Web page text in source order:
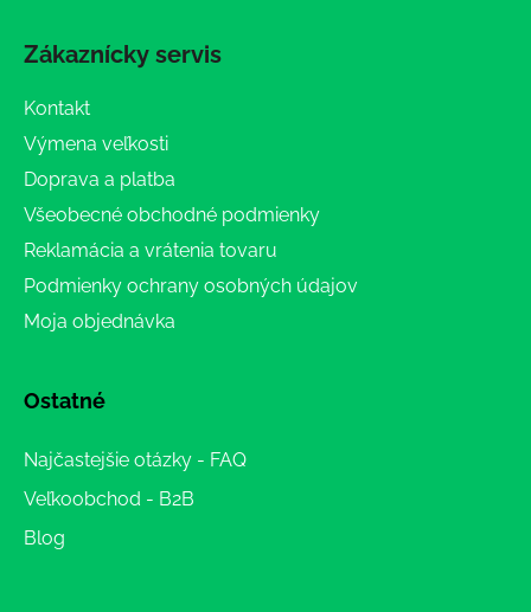
Zákaznícky servis
Kontakt
Výmena veľkosti
Doprava a platba
Všeobecné obchodné podmienky
Reklamácia a vrátenia tovaru
Podmienky ochrany osobných údajov
Moja objednávka
Ostatné
Najčastejšie otázky - FAQ
Veľkoobchod - B2B
Blog